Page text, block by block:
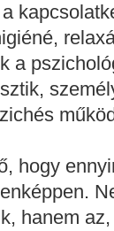
a
hogy
hanem